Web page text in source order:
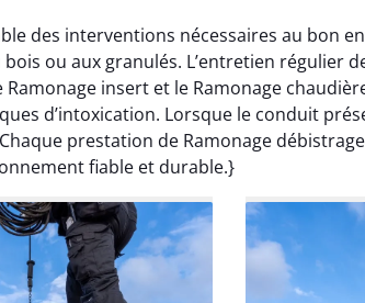
des interventions nécessaires au bon
ou aux granulés. L’entretien régulier
insert et le Ramonage
d’intoxication. Lorsque le conduit
prestation de Ramonage
fiable et durable.}